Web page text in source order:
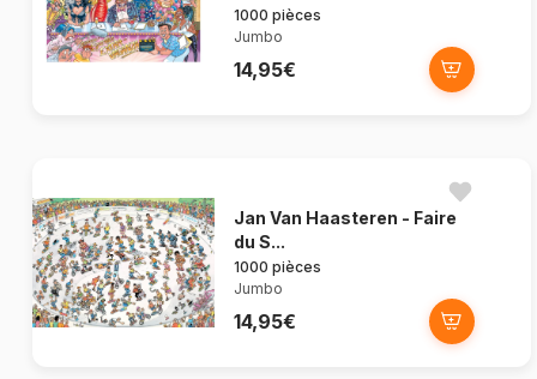
1000 pièces
Jumbo
14,95€
Jan Van Haasteren - Faire
du S...
1000 pièces
Jumbo
14,95€